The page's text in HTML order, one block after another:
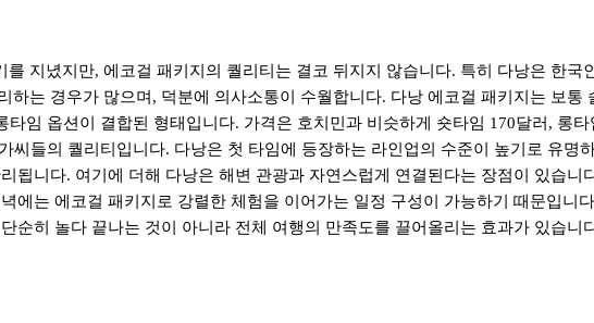
를 지녔지만, 에코걸 패키지의 퀄리티는 결코 뒤지지 않습니다. 특히 다낭은 한국
하는 경우가 많으며 , 덕분에 의사소통이 수월합니다. 다낭 에코걸 패키지는 보통
타임 옵션이 결합된 형태입니다. 가격은 호치민과 비슷하게 숏타임 170달러 , 롱타
씨들의 퀄리티입니다. 다낭은 첫 타임에 등장하는 라인업의 수준이 높기로 유명
됩니다. 여기에 더해 다낭은 해변 관광과 자연스럽게 연결된다는 장점이 있습니
에는 에코걸 패키지로 강렬한 체험을 이어가는 일정 구성이 가능하기 때문입니다
단순히 놀다 끝나는 것이 아니라 전체 여행의 만족도를 끌어올리는 효과가 있습니